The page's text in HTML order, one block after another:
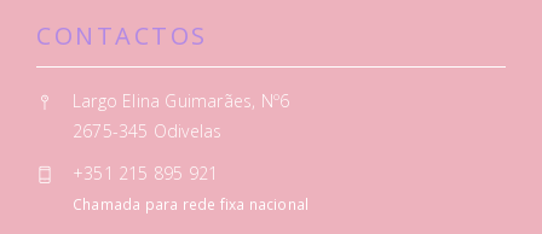
CONTACTOS
Largo Elina Guimarães, Nº6
2675-345 Odivelas
+351 215 895 921
Chamada para rede fixa nacional